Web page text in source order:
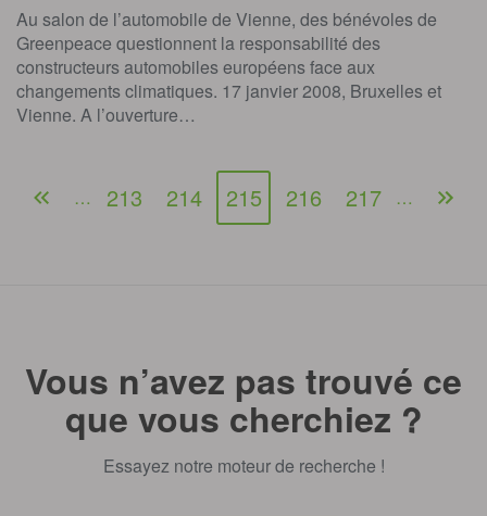
Au salon de l’automobile de Vienne, des bénévoles de
Greenpeace questionnent la responsabilité des
constructeurs automobiles européens face aux
changements climatiques. 17 janvier 2008, Bruxelles et
Vienne. A l’ouverture…
… 213 214 215 216 217 …
Vous n’avez pas trouvé ce
que vous cherchiez ?
Essayez notre moteur de recherche !